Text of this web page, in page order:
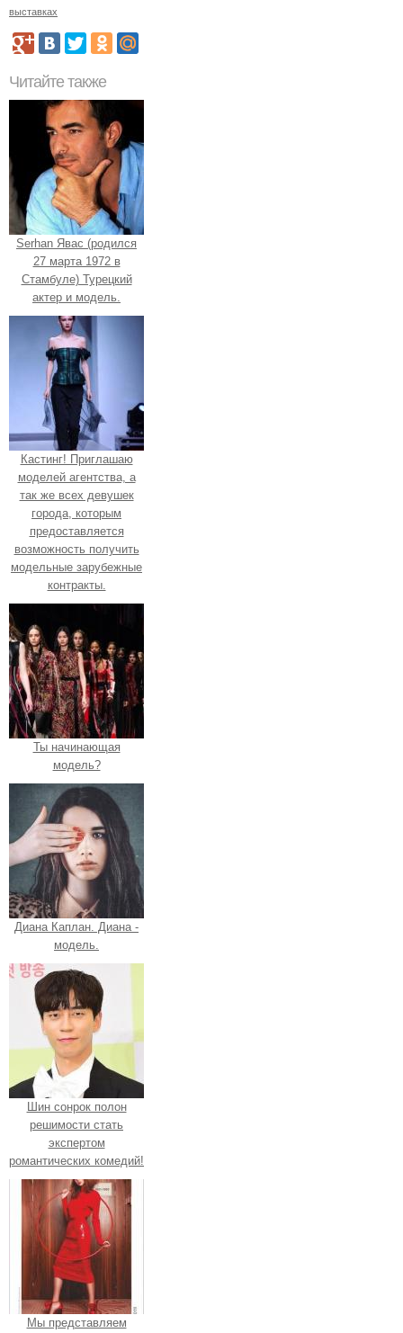
выставках
Читайте также
Serhan Явас (родился
27 марта 1972 в
Стамбуле) Турецкий
актер и модель.
Кастинг! Приглашаю
моделей агентства, а
так же всех девушек
города, которым
предоставляется
возможность получить
модельные зарубежные
контракты.
Ты начинающая
модель?
Диана Каплан. Диана -
модель.
Шин сонрок полон
решимости стать
экспертом
романтических комедий!
Мы представляем